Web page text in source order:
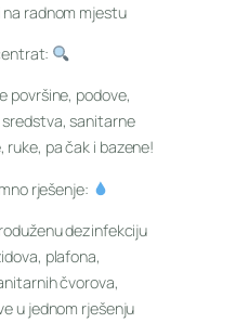
radnom mjestu
površine, podove,
sanitarne
pa čak i bazene!
rješenje:
dezinfekciju
plafona,
čvorova,
u jednom rješenju